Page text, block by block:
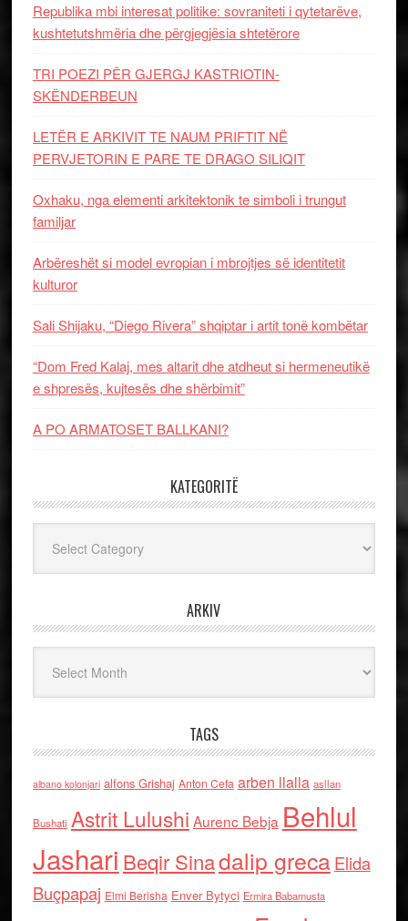
Republika mbi interesat politike: sovraniteti i qytetarëve,
kushtetutshmëria dhe përgjegjësia shtetërore
TRI POEZI PËR GJERGJ KASTRIOTIN-
SKËNDERBEUN
LETËR E ARKIVIT TE NAUM PRIFTIT NË
PERVJETORIN E PARE TE DRAGO SILIQIT
Oxhaku, nga elementi arkitektonik te simboli i trungut
familjar
Arbëreshët si model evropian i mbrojtjes së identitetit
kulturor
Sali Shijaku, “Diego Rivera” shqiptar i artit tonë kombëtar
“Dom Fred Kalaj, mes altarit dhe atdheut si hermeneutikë
e shpresës, kujtesës dhe shërbimit”
A PO ARMATOSET BALLKANI?
KATEGORITË
ARKIV
TAGS
albano kolonjari alfons Grishaj Anton Cefa arben llalla asllan
Bushati Astrit Lulushi Aurenc Bebja Behlul
Jashari Beqir Sinadalip grecaElida
Buçpapaj Elmi Berisha Enver Bytyci Ermira Babamusta